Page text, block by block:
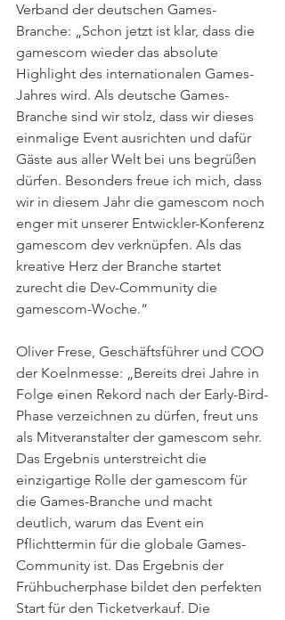
Verband der deutschen Games-
Branche: „Schon jetzt ist klar, dass die
gamescom wieder das absolute
Highlight des internationalen Games-
Jahres wird. Als deutsche Games-
Branche sind wir stolz, dass wir dieses
einmalige Event ausrichten und dafür
Gäste aus aller Welt bei uns begrüßen
dürfen. Besonders freue ich mich, dass
wir in diesem Jahr die gamescom noch
enger mit unserer Entwickler-Konferenz
gamescom dev verknüpfen. Als das
kreative Herz der Branche startet
zurecht die Dev-Community die
gamescom-Woche.“
Oliver Frese, Geschäftsführer und COO
der Koelnmesse: „Bereits drei Jahre in
Folge einen Rekord nach der Early-Bird-
Phase verzeichnen zu dürfen, freut uns
als Mitveranstalter der gamescom sehr.
Das Ergebnis unterstreicht die
einzigartige Rolle der gamescom für
die Games-Branche und macht
deutlich, warum das Event ein
Pflichttermin für die globale Games-
Community ist. Das Ergebnis der
Frühbucherphase bildet den perfekten
Start für den Ticketverkauf. Die